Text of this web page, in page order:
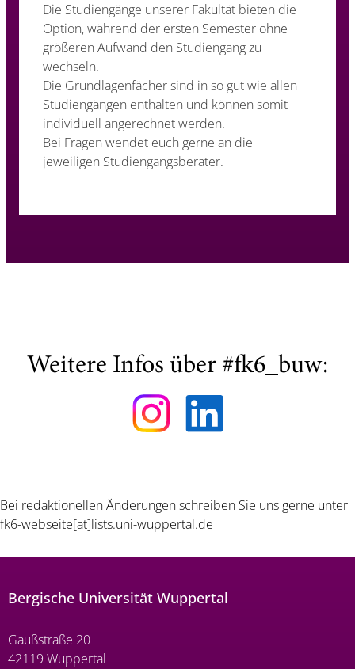
Die Studiengänge unserer Fakultät bieten die
Option, während der ersten Semester ohne
größeren Aufwand den Studiengang zu
wechseln.
Die Grundlagenfächer sind in so gut wie allen
Studiengängen enthalten und können somit
individuell angerechnet werden.
Bei Fragen wendet euch gerne an die
jeweiligen Studiengangsberater.
Weitere Infos über #fk6_buw:
Bei redaktionellen Änderungen schreiben Sie uns gerne unter
fk6-webseite[at]lists.uni-wuppertal.de
Bergische Universität Wuppertal
Gaußstraße 20
42119 Wuppertal